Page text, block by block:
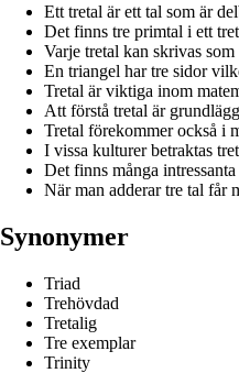
Ett tretal är ett tal som är
Det finns tre primtal i ett
Varje tretal kan skrivas
En triangel har tre sidor
Tretal är viktiga inom
Att förstå tretal är
Tretal förekommer också i
I vissa kulturer betraktas
Det finns många
När man adderar tre tal får
Synonymer
Triad
Trehövdad
Tretalig
Tre exemplar
Trinity